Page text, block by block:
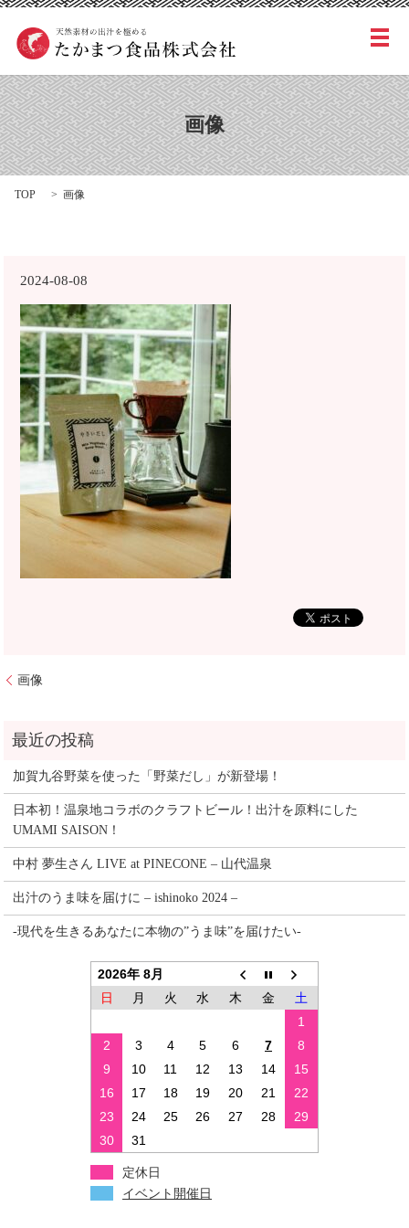
メ
画像
TOP 画像
2024-08-08
画像
加賀九谷野菜を使った「野菜だし」が新登場！
日本初！温泉地コラボのクラフトビール！出汁を原料にした
UMAMI SAISON！
中村 夢生さん LIVE at PINECONE – 山代温泉
出汁のうま味を届けに – ishinoko 2024 –
-現代を生きるあなたに本物の”うま味”を届けたい-
2026年 8月
日
月 火 水 木 金
土
1
2
3 4 5 6 7
8
9
10 11 12 13 14
15
16
17 18 19 20 21
22
23
24 25 26 27 28
29
30
31
定休日
イベント開催日